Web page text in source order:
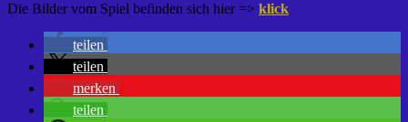
Die Bilder vom Spiel befinden sich hier => klick
teilen
teilen
merken
teilen